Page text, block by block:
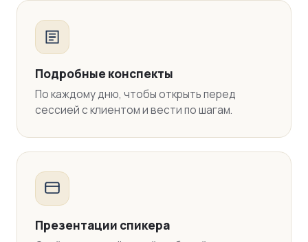
Подробные конспекты
По каждому дню, чтобы открыть перед
сессией с клиентом и вести по шагам.
Презентации спикера